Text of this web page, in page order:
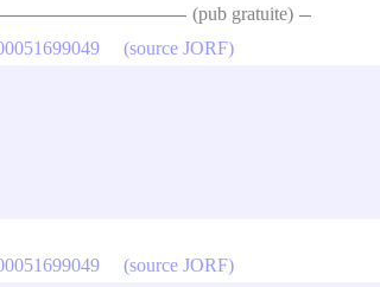
(pub gratuite)
(source JORF)
(source JORF)